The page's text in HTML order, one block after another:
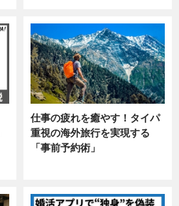
仕事の疲れを癒やす！タイパ
重視の海外旅行を実現する
「事前予約術」